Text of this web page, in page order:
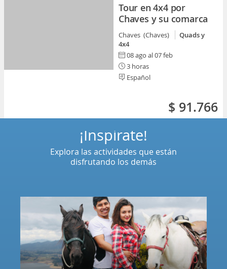
Tour en 4x4 por
Chaves y su comarca
Chaves (Chaves)
Quads y
4x4
08 ago al 07 feb
3 horas
Español
$ 91.766
¡Inspírate!
Explora las actividades que están
disfrutando los demás